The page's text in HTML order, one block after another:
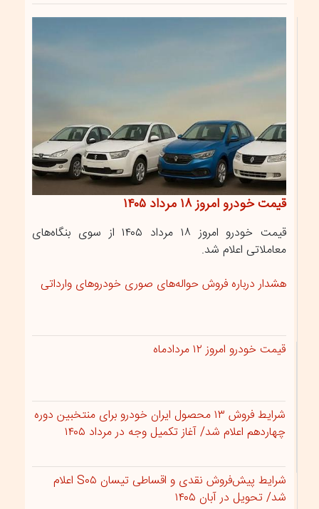
قیمت خودرو امروز ۱۸ مرداد ۱۴۰۵
قیمت خودرو امروز ۱۸ مرداد ۱۴۰۵ از سوی بنگاه‌های
معاملاتی اعلام شد.
هشدار درباره فروش حواله‌های صوری خودروهای وارداتی
قیمت خودرو امروز ۱۲ مردادماه
شرایط فروش ۱۳ محصول ایران خودرو برای منتخبین دوره
چهاردهم اعلام شد/ آغاز تکمیل وجه در مرداد ۱۴۰۵
شرایط پیش‌فروش نقدی و اقساطی تیسان S۰۵ اعلام
شد/ تحویل در آبان ۱۴۰۵